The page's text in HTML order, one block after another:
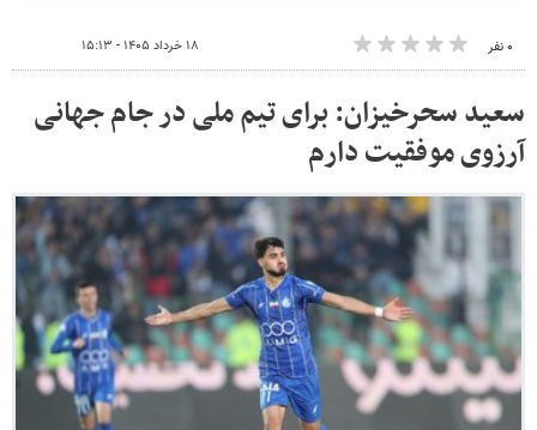
۰ نفر ۱۸ خرداد ۱۴۰۵ - ۱۵:۱۳
سعید سحرخیزان: برای تیم ملی در جام جهانی
آرزوی موفقیت دارم